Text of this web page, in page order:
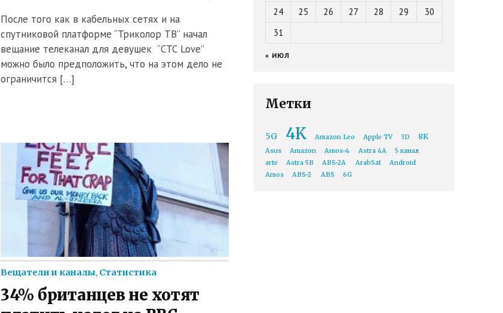
После того как в кабельных сетях и на
спутниковой платформе “Триколор ТВ” начал
вещание телеканал для девушек “СТС Love”
можно было предположить, что на этом дело не
ограничится […]
Вещатели и каналы, Статистика
34% британцев не хотят
24
25 26 27 28 29
30
31
« ИЮЛ
Метки
5G 4K Amazon Leo Apple TV 3D 8K
Asus Amazon Amos-4 Astra 4A
5 канал
arte
Astra 5B ABS-2A ArabSat
Android
Amos
ABS-2 ABS 6G